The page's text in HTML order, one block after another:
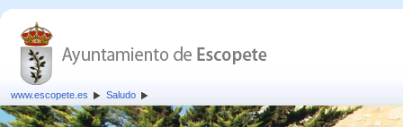
www.escopete.es Saludo